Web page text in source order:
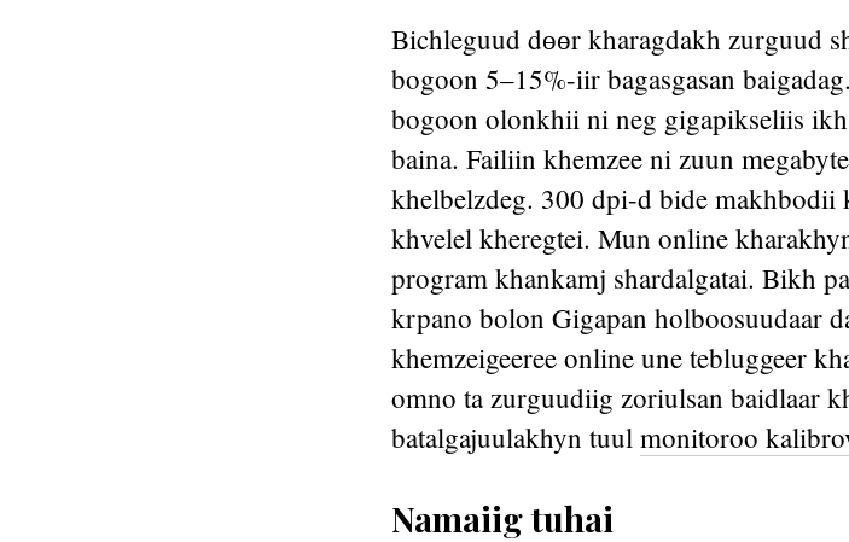
Bichleguud dөөr kharagdakh zurguud
bogoon 5–15%-iir bagasgasan
bogoon olonkhii ni neg gigapikseliis
baina. Failiin khemzee ni zuun
khelbelzdeg. 300 dpi-d bide
khvelel kheregtei. Mun online
program khankamj shardalgatai. Bikh
krpano bolon Gigapan holboosuudaar
khemzeigeeree online une tebluggeer
omno ta zurguudiig zoriulsan baidlaar
batalgajuulakhyn tuul monitoroo
Namaiig tuhai